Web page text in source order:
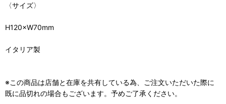
〈サイズ〉
H120×W70mm
イタリア製
※この商品は店舗と在庫を共有している為、ご注文いただいた際に
既に品切れの場合もございます。予めご了承ください。